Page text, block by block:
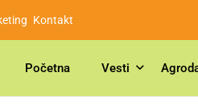
Kontakt
Početna Vesti